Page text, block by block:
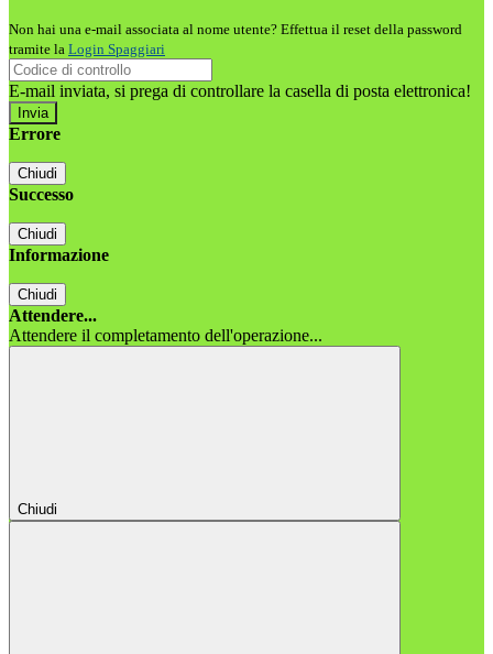
Non hai una e-mail associata al nome utente? Effettua il reset della password
tramite la Login Spaggiari
E-mail inviata, si prega di controllare la casella di posta elettronica!
Errore
Chiudi
Successo
Chiudi
Informazione
Chiudi
Attendere...
Attendere il completamento dell'operazione...
Chiudi